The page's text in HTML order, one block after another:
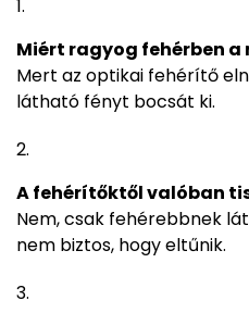
Miért ragyog fehérben a
Mert az optikai fehérítő
látható fényt bocsát ki.
A fehérítőktől valóban
Nem, csak fehérebbnek
nem biztos, hogy eltűnik.